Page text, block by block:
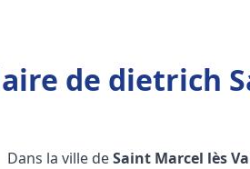
de dietrich
Dans la ville deSaint Marcel lès